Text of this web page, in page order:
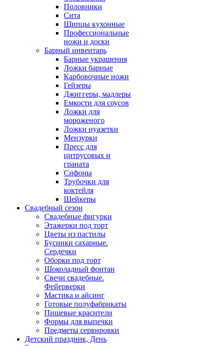
Половники
Сита
Щипцы кухонные
Профессиональные
ножи и доски
Барный инвентарь
Барные украшения
Ложки барные
Карбовочные ножи
Гейзеры
Джиггеры, мадлеры
Емкости для соусов
Ложки для
мороженого
Ложки нуазетки
Мензурки
Пресс для
цитрусовых и
граната
Сифоны
Трубочки для
коктейля
Шейкеры
Свадебный сезон
Свадебные фигурки
Этажерки под торт
Цветы из пастилы
Бусинки сахарные.
Сердечки
Оборки под торт
Шоколадный фонтан
Свечи свадебные.
Фейерверки
Мастика и айсинг
Готовые полуфабрикаты
Пищевые красители
Формы для выпечки
Предметы сервировки
Детский праздник, День